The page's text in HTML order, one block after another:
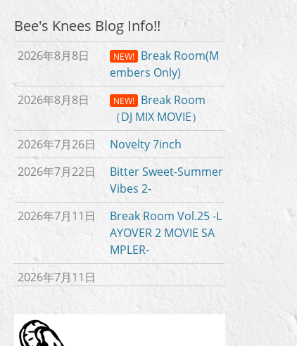
Bee's Knees Blog Info!!
2026年8月8日 NEW!
Break Room(M
embers Only)
2026年8月8日
NEW!
Break Room
（DJ MIX MOVIE）
2026年7月26日
Novelty 7inch
2026年7月22日
Bitter Sweet-Summer
Vibes 2-
2026年7月11日
Break Room Vol.25 -L
AYOVER 2 MOVIE SA
MPLER-
2026年7月11日